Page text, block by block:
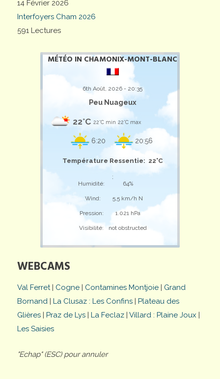
14 Février 2026
Interfoyers Cham 2026
591 Lectures
MÉTÉO IN CHAMONIX-MONT-BLANC
6th Août, 2026 - 20:35
Peu Nuageux
22°C 22°C min 22°C max
6:20 20:56
Température Ressentie: 22°C
;
Humidité:
64%
Wind: 5,5 km/h N
Pression: 1.021 hPa
Visibilité: not obstructed
WEBCAMS
Val Ferret| Cogne | Contamines Montjoie | Grand
Bornand | La Clusaz : Les Confins | Plateau des
Glières | Praz de Lys | La Feclaz | Villard : Plaine Joux |
Les Saisies
"Echap" (ESC) pour annuler